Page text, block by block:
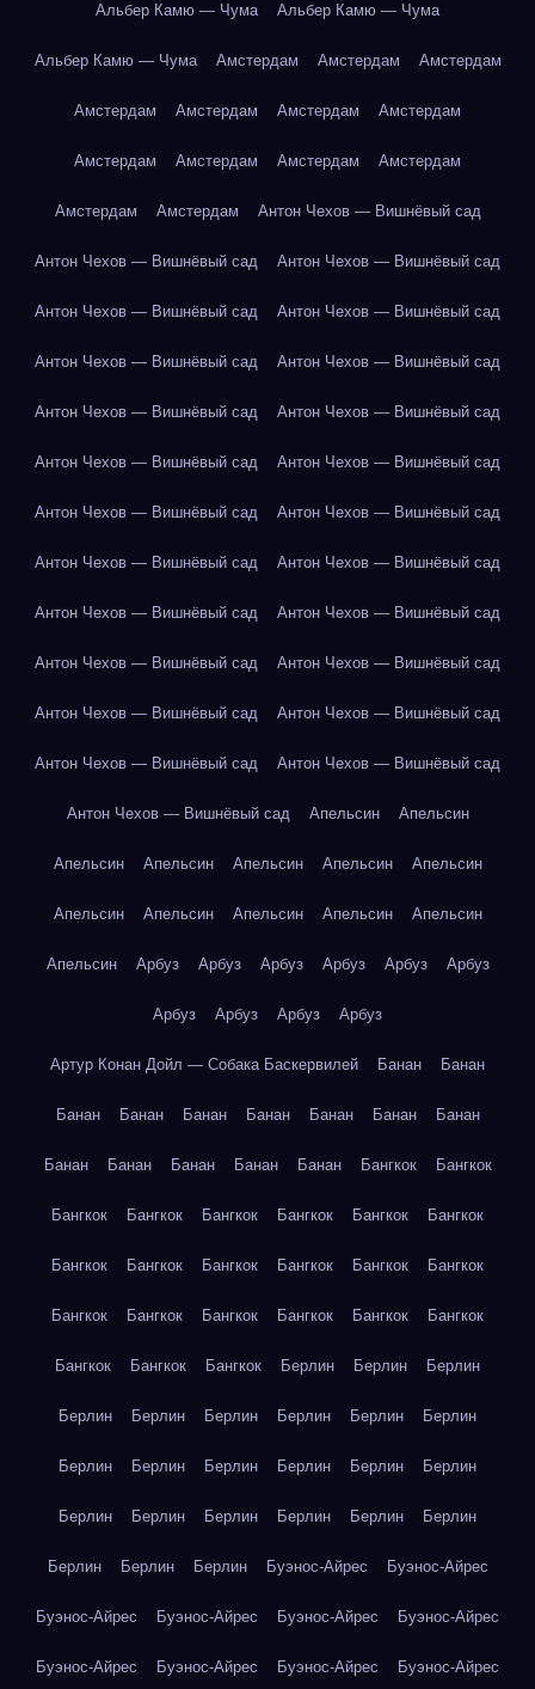
Альбер Камю — Чума Альбер Камю — Чума
Альбер Камю — Чума Амстердам Амстердам Амстердам
Амстердам Амстердам Амстердам Амстердам
Амстердам Амстердам Амстердам Амстердам
Амстердам Амстердам Антон Чехов — Вишнёвый сад
Антон Чехов — Вишнёвый сад Антон Чехов — Вишнёвый сад
Антон Чехов — Вишнёвый сад Антон Чехов — Вишнёвый сад
Антон Чехов — Вишнёвый сад Антон Чехов — Вишнёвый сад
Антон Чехов — Вишнёвый сад Антон Чехов — Вишнёвый сад
Антон Чехов — Вишнёвый сад Антон Чехов — Вишнёвый сад
Антон Чехов — Вишнёвый сад Антон Чехов — Вишнёвый сад
Антон Чехов — Вишнёвый сад Антон Чехов — Вишнёвый сад
Антон Чехов — Вишнёвый сад Антон Чехов — Вишнёвый сад
Антон Чехов — Вишнёвый сад Антон Чехов — Вишнёвый сад
Антон Чехов — Вишнёвый сад Антон Чехов — Вишнёвый сад
Антон Чехов — Вишнёвый сад Антон Чехов — Вишнёвый сад
Антон Чехов — Вишнёвый сад Апельсин Апельсин
Апельсин Апельсин Апельсин Апельсин Апельсин
Апельсин Апельсин Апельсин Апельсин Апельсин
Апельсин Арбуз Арбуз Арбуз Арбуз Арбуз Арбуз
Арбуз Арбуз Арбуз Арбуз
Артур Конан Дойл — Собака Баскервилей Банан Банан
Банан Банан Банан Банан Банан Банан Банан
Банан Банан Банан Банан Банан Бангкок Бангкок
Бангкок Бангкок Бангкок Бангкок Бангкок Бангкок
Бангкок Бангкок Бангкок Бангкок Бангкок Бангкок
Бангкок Бангкок Бангкок Бангкок Бангкок Бангкок
Бангкок Бангкок Бангкок Берлин Берлин Берлин
Берлин Берлин Берлин Берлин Берлин Берлин
Берлин Берлин Берлин Берлин Берлин Берлин
Берлин Берлин Берлин Берлин Берлин Берлин
Берлин Берлин Берлин Буэнос-Айрес Буэнос-Айрес
Буэнос-Айрес Буэнос-Айрес Буэнос-Айрес Буэнос-Айрес
Буэнос-Айрес Буэнос-Айрес Буэнос-Айрес Буэнос-Айрес